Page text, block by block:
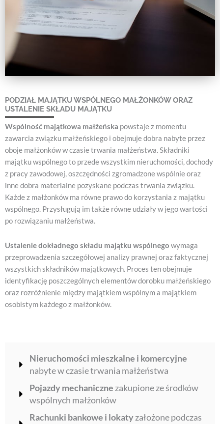
PODZIAŁ MAJĄTKU WSPÓLNEGO MAŁŻONKÓW ORAZ
USTALENIE SKŁADU MAJĄTKU
Wspólność majątkowa małżeńska powstaje z momentu
zawarcia związku małżeńskiego i obejmuje dobra nabyte przez
oboje małżonków w czasie trwania małżeństwa. Składniki
majątku wspólnego to przede wszystkim nieruchomości, dochody
z pracy zawodowej, oszczędności zgromadzone wspólnie oraz
inne dobra materialne pozyskane podczas trwania związku.
Każde z małżonków ma równe prawo do korzystania z majątku
wspólnego. Przysługują im także równe udziały w jego wartości
po rozwiązaniu małżeństwa.
Ustalenie dokładnego składu majątku wspólnego wymaga
przeprowadzenia szczegółowej analizy prawnej oraz faktycznej
wszystkich składników majątkowych. Proces ten obejmuje
identyfikację poszczególnych elementów dorobku małżeńskiego
oraz rozróżnienie między majątkiem wspólnym a majątkiem
osobistym każdego z małżonków.
Nieruchomości mieszkalne i komercyjne
nabyte w czasie trwania małżeństwa
Pojazdy mechaniczne zakupione ze środków
wspólnych małżonków
Rachunki bankowe i lokatyzałożone podczas